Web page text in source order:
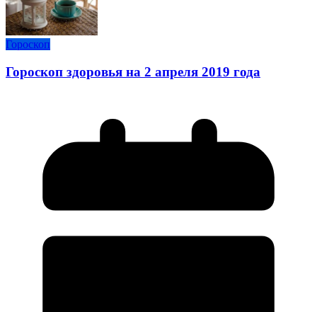
Гороскоп
Гороскоп здоровья на 2 апреля 2019 года